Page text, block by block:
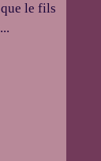
le fils